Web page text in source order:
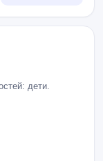
дети.